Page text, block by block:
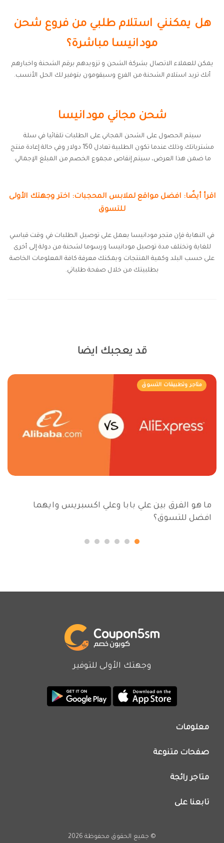
هل يمكنني استلام طلبي من فروع شحن
مودانيسا مباشرة؟
يمكن للعملاء الاتصال بشركة الشحن و تزويدهم برقم الشحنة واخبارهم
أنك تريد استلام الشحنة من الفرع وسيقومون بتوفير لك الحل الأنسب.
شحن مجاني مودانيسا
سيتم الحصول على الشحن المجاني على الطلبات تلقائيا في سلة
مشترياتك.وذلك عندما تكون الطلبية تعادل 150 دولار وفي حالة إعادة منتج
ما ضمن هذا العرض، سيتم إنقاص مجموع الخصم من المبلغ الإجمالي.
اقرأ أيضًا: افضل مواقع لملابس المحجبات: اختر وجهتك الأولى
للتسوق
في النهاية فإن متجر مودانيسا يعمل على توصيل الطلبات في وقت قياسي
للغاية وتختلف مدة توصيل مودانيسا ورسوما لشحنة من دولة إلى أخرى
على حسب البلد وكمية المنتجات ويمكنك معرفة كافة المعلومات الخاصة
بطلبيتك من خلال صفحة طلباتي.
قد يعجبك ايضا
متاجر وتطبيقات التسوق
ما هو الفرق بين علي بابا وعلي اكسبريس وايهما
افضل للتسوق؟
وجهتك الأولى للتوفير
معلومات
اتصل بنا
اعلن معنا
فريق عمل كوبون خصم
صفحات متنوعة
عروض اليوم
متاجر رائجة
كود خصم نمشي
كود خصم كارفور
تابعنا على
© جميع الحقوق محفوظة 2026